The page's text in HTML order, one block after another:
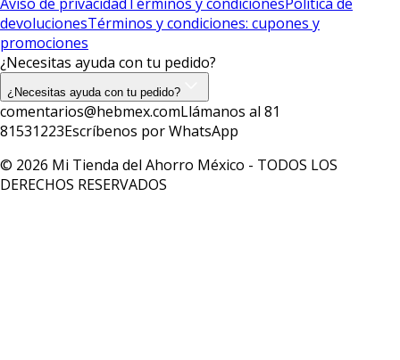
devolucionesTérminos y condiciones: cupones y
promociones
¿Necesitas ayuda con tu pedido?
¿Necesitas ayuda con tu pedido?
comentarios@hebmex.comLlámanos al 81
81531223Escríbenos por WhatsApp
© 2026 Mi Tienda del Ahorro México - TODOS LOS
DERECHOS RESERVADOS